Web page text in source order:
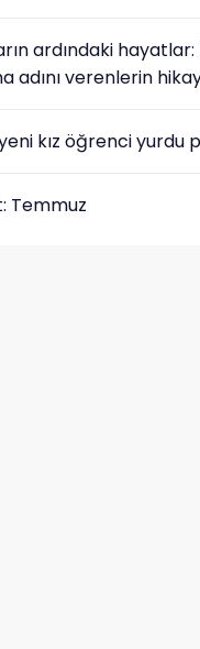
ardındaki hayatlar:
adını verenlerin
kız öğrenci yurdu
Temmuz